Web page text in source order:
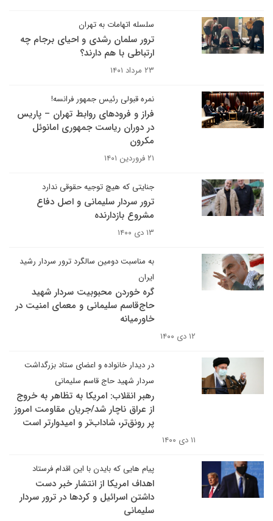
سلسله اتهامات به تهران
ترور سلمان رشدی و احیای برجام چه
ارتباطی با هم دارند؟
۲۳ مرداد ۱۴۰۱
نمره قبولی رئیس جمهور فرانسه!
فراز و فرودهای روابط تهران – پاریس
در دوران ریاست جمهوری امانوئل
مکرون
۲۱ فروردین ۱۴۰۱
جنایتی که هیچ توجیه حقوقی ندارد
ترور سردار سلیمانی و اصل دفاع
مشروع بازدارنده
۱۳ دی ۱۴۰۰
به مناسبت دومین سالگرد ترور سردار رشید
ایران
گره خوردن محبوبیت سردار شهید
حاج‌قاسم سلیمانی و معمای امنیت در
خاورمیانه
۱۲ دی ۱۴۰۰
در دیدار خانواده و اعضای ستاد بزرگداشت
سردار شهید حاج قاسم سلیمانی
رهبر انقلاب: امریکا به تظاهر به خروج
از عراق ناچار شد/جریان مقاومت امروز
پر رونق‌تر، شاداب‌تر و امیدوارتر است
۱۱ دی ۱۴۰۰
پیام هایی که بایدن با این اقدام فرستاد
اهداف امریکا از انتشار خبر دست
داشتن اسرائیل و کردها در ترور سردار
سلیمانی